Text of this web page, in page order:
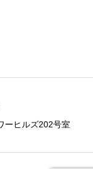
ヒルズ202号室